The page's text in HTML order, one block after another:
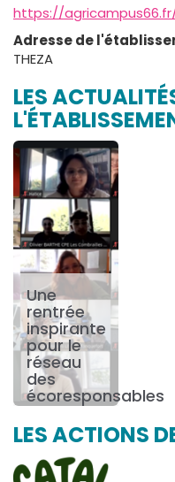
https://
Adresse de
THEZA
LES
Une
rentrée
inspirante
pour le
réseau
des
écoresponsables
LES ACTIONS